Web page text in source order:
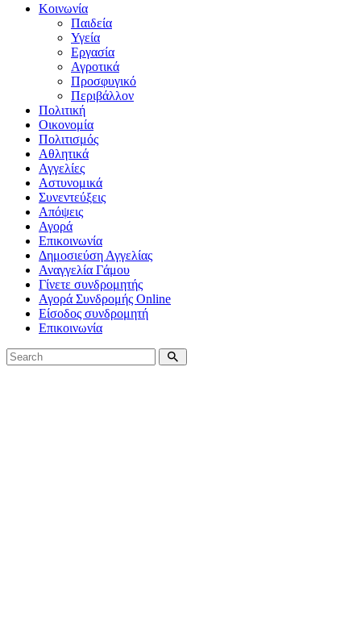
Κοινωνία
Παιδεία
Υγεία
Εργασία
Αγροτικά
Προσφυγικό
Περιβάλλον
Πολιτική
Οικονομία
Πολιτισμός
Αθλητικά
Αγγελίες
Αστυνομικά
Συνεντεύξεις
Απόψεις
Αγορά
Επικοινωνία
Δημοσιεύση Αγγελίας
Αναγγελία Γάμου
Γίνετε συνδρομητής
Αγορά Συνδρομής Online
Είσοδος συνδρομητή
Επικοινωνία